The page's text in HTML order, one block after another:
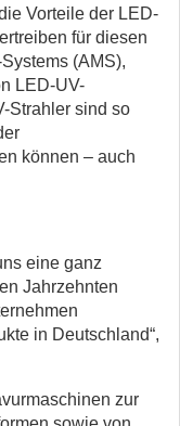
Vorteile der LED-
für diesen
(AMS),
LED-UV-
Strahler sind so
können – auch
eine ganz
Jahrzehnten
in Deutschland“,
zur